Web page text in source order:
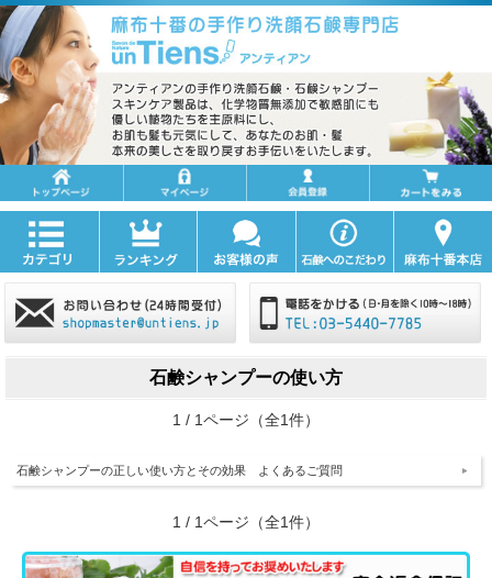
石鹸シャンプーの使い方
1 / 1ページ（全1件）
石鹸シャンプーの正しい使い方とその効果 よくあるご質問
1 / 1ページ（全1件）